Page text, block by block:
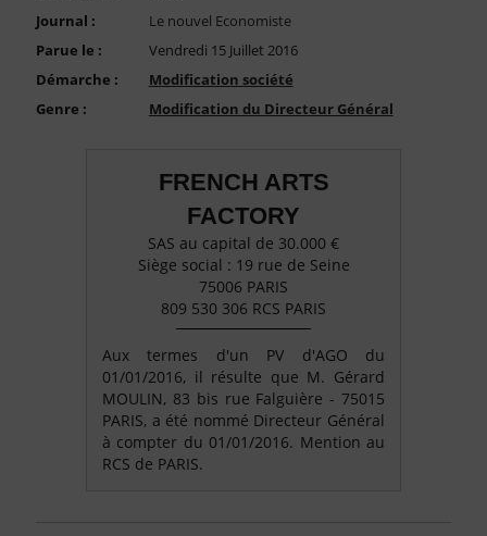
Journal :
Le nouvel Economiste
Parue le :
Vendredi 15 Juillet 2016
Démarche :
Modification société
Genre :
Modification du Directeur Général
FRENCH ARTS
FACTORY
SAS au capital de 30.000 €
Siège social : 19 rue de Seine
75006 PARIS
809 530 306 RCS PARIS
Aux termes d'un PV d'AGO du
01/01/2016, il résulte que M. Gérard
MOULIN, 83 bis rue Falguière - 75015
PARIS, a été nommé Directeur Général
à compter du 01/01/2016. Mention au
RCS de PARIS.